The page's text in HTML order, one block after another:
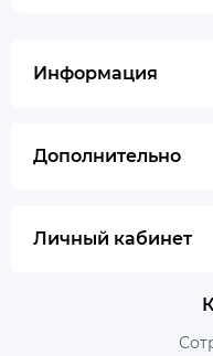
Информация
Дополнительно
Личный кабинет